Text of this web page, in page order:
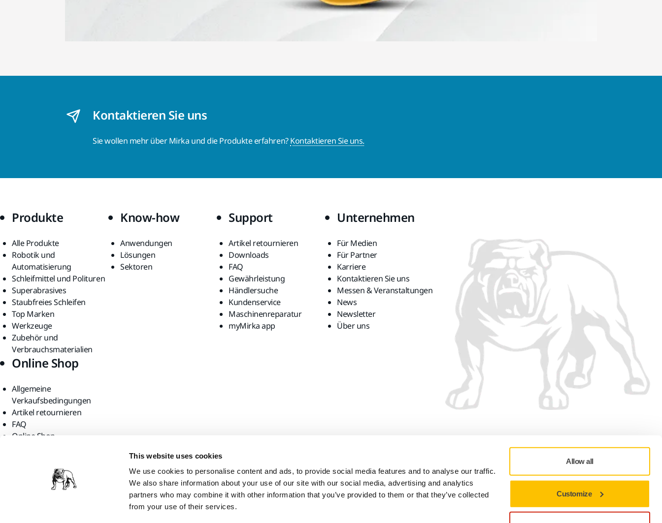
This website uses cookies
We use cookies to personalise content and ads, to provide social media features and to analyse our traffic.
We also share information about your use of our site with our social media, advertising and analytics
partners who may combine it with other information that you’ve provided to them or that they’ve collected
from your use of their services.
Allow all
Customize
Kontaktieren Sie uns
Sie wollen mehr über Mirka und die Produkte erfahren?Kontaktieren Sie uns.
Produkte
Alle Produkte
Robotik und
Automatisierung
Schleifmittel und Polituren
Superabrasives
Staubfreies Schleifen
Top Marken
Werkzeuge
Zubehör und
Verbrauchsmaterialien
Know-how
Anwendungen
Lösungen
Sektoren
Support
Artikel retournieren
Downloads
FAQ
Gewährleistung
Händlersuche
Kundenservice
Maschinenreparatur
myMirka app
Unternehmen
Für Medien
Für Partner
Karriere
Kontaktieren Sie uns
Messen & Veranstaltungen
News
Newsletter
Über uns
Online Shop
Allgemeine
Verkaufsbedingungen
Artikel retournieren
FAQ
Online Shop